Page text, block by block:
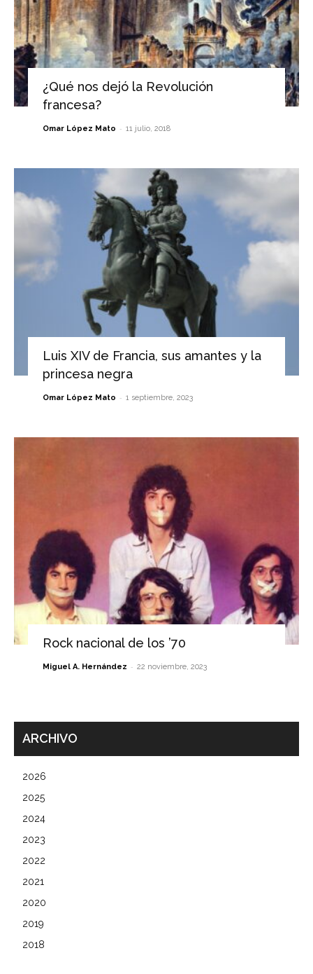
¿Qué nos dejó la Revolución
francesa?
Omar López Mato - 11 julio, 2018
Luis XIV de Francia, sus amantes y la
princesa negra
Omar López Mato - 1 septiembre, 2023
Rock nacional de los ’70
Miguel A. Hernández - 22 noviembre, 2023
ARCHIVO
2026
2025
2024
2023
2022
2021
2020
2019
2018